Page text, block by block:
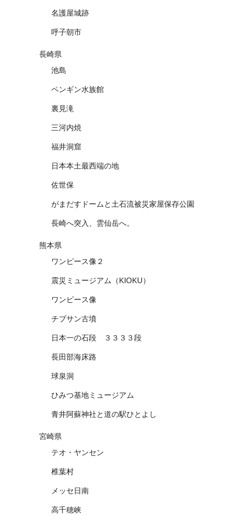
名護屋城跡
呼子朝市
長崎県
池島
ペンギン水族館
裏見滝
三河内焼
福井洞窟
日本本土最西端の地
佐世保
がまだすドームと土石流被災家屋保存公園
長崎へ突入、雲仙岳へ。
熊本県
ワンピース像２
震災ミュージアム（KIOKU）
ワンピース像
チブサン古墳
日本一の石段 ３３３３段
長田部海床路
球泉洞
ひみつ基地ミュージアム
青井阿蘇神社と道の駅ひとよし
宮崎県
テオ・ヤンセン
椎葉村
メッセ日南
高千穂峡